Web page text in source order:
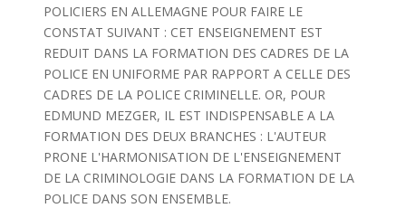
POLICIERS EN ALLEMAGNE POUR FAIRE LE
CONSTAT SUIVANT : CET ENSEIGNEMENT EST
REDUIT DANS LA FORMATION DES CADRES DE LA
POLICE EN UNIFORME PAR RAPPORT A CELLE DES
CADRES DE LA POLICE CRIMINELLE. OR, POUR
EDMUND MEZGER, IL EST INDISPENSABLE A LA
FORMATION DES DEUX BRANCHES : L'AUTEUR
PRONE L'HARMONISATION DE L'ENSEIGNEMENT
DE LA CRIMINOLOGIE DANS LA FORMATION DE LA
POLICE DANS SON ENSEMBLE.